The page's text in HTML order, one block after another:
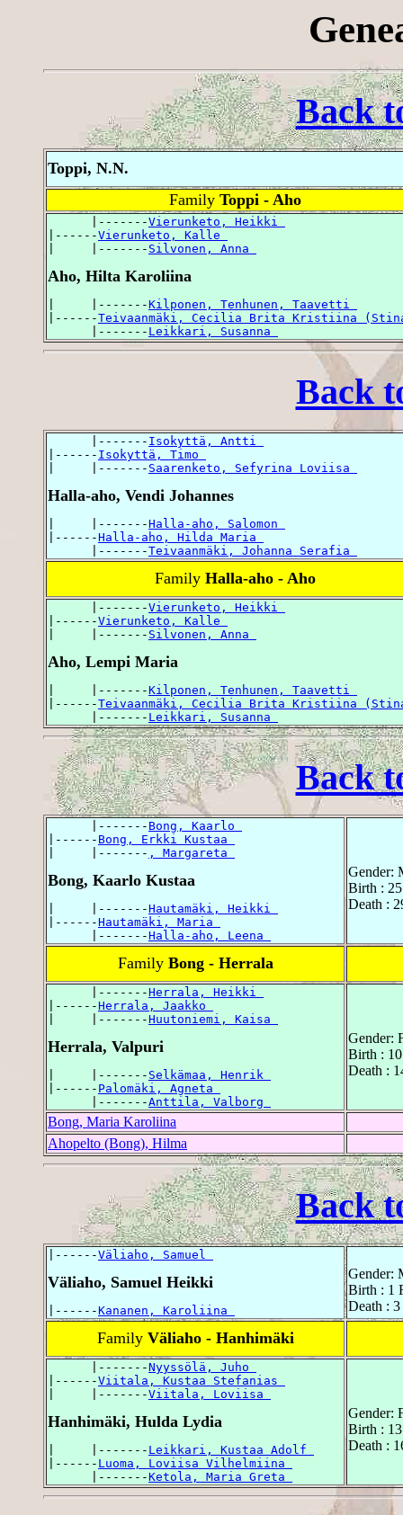
Back
Toppi, N.N.
Family Toppi - Aho
      |-------
Vierunketo, Heikki
|------Vierunketo, Kalle
|     |------- Silvonen, Anna
Aho, Hilta Karoliina
|     |-------Kilponen, Tenhunen, Taavetti
|------Teivaanmäki, Cecilia Brita Kristiina
      |-------
Leikkari, Susanna
Back
      |-------
Isokyttä, Antti
|------ Isokyttä, Timo
|     |------- Saarenketo, Sefyrina Loviisa
Halla-aho, Vendi Johannes
|     |-------Halla-aho, Salomon
|------Halla-aho, Hilda Maria
      |-------
Teivaanmäki, Johanna Serafia
Family Halla-aho - Aho
      |-------
Vierunketo, Heikki
|------Vierunketo, Kalle
|     |------- Silvonen, Anna
Aho, Lempi Maria
|     |-------Kilponen, Tenhunen, Taavetti
|------Teivaanmäki, Cecilia Brita Kristiina
      |-------
Leikkari, Susanna
Back
      |-------
Bong, Kaarlo
|------ Bong, Erkki Kustaa
|     |------- , Margareta
Bong, Kaarlo Kustaa
|     |-------Hautamäki, Heikki
|------Hautamäki, Maria
      |-------
Halla-aho, Leena
Gender:
Birth :
Death :
Family Bong - Herrala
      |-------
Herrala, Heikki
|------Herrala, Jaakko
|     |-------Huutoniemi, Kaisa
Herrala, Valpuri
|     |------- Selkämaa, Henrik
|------ Palomäki, Agneta
      |-------
Anttila, Valborg
Gender:
Birth :
Death :
Bong, Maria Karoliina
Ahopelto (Bong), Hilma
Back
|------Väliaho, Samuel
Väliaho, Samuel Heikki
|------Kananen, Karoliina
Gender:
Birth : 1
Death :
Family Väliaho - Hanhimäki
      |-------
Nyyssölä, Juho
|------Viitala, Kustaa Stefanias
|     |-------Viitala, Loviisa
Hanhimäki, Hulda Lydia
|     |------- Leikkari, Kustaa Adolf
|------ Luoma, Loviisa Vilhelmiina
      |-------
Ketola, Maria Greta
Gender:
Birth :
Death :